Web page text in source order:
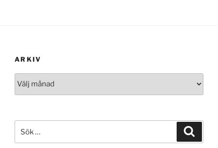
ARKIV
efter: